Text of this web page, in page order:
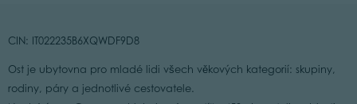
CIN: IT022235B6XQWDF9D8
Ost je ubytovna pro mladé lidi všech věkových kategorií: skupiny,
rodiny, páry a jednotlivé cestovatele.